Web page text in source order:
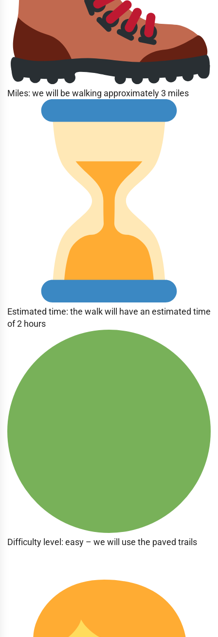
Miles: we will be walking approximately 3 miles
Estimated time: the walk will have an estimated time
of 2 hours
Difficulty level: easy – we will use the paved trails